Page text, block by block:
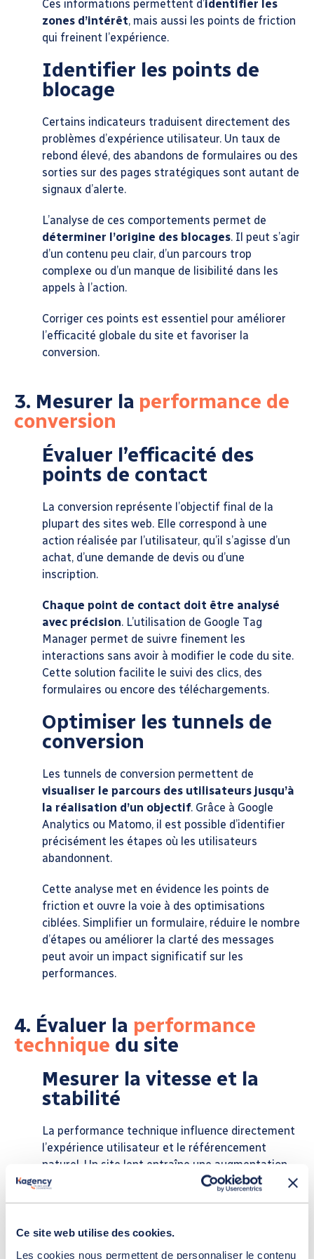
Ce site web utilise des cookies.
Les cookies nous permettent de personnaliser le contenu
Ces informations permettent d’identifier les
zones d’intérêt, mais aussi les points de friction
qui freinent l’expérience.
Identifier les points de
blocage
Certains indicateurs traduisent directement des
problèmes d’expérience utilisateur. Un taux de
rebond élevé, des abandons de formulaires ou des
sorties sur des pages stratégiques sont autant de
signaux d’alerte.
L’analyse de ces comportements permet de
déterminer l’origine des blocages. Il peut s’agir
d’un contenu peu clair, d’un parcours trop
complexe ou d’un manque de lisibilité dans les
appels à l’action.
Corriger ces points est essentiel pour améliorer
l’efficacité globale du site et favoriser la
conversion.
3. Mesurer la performance de
conversion
Évaluer l’efficacité des
points de contact
La conversion représente l’objectif final de la
plupart des sites web. Elle correspond à une
action réalisée par l’utilisateur, qu’il s’agisse d’un
achat, d’une demande de devis ou d’une
inscription.
Chaque point de contact doit être analysé
avec précision. L’utilisation de Google Tag
Manager permet de suivre finement les
interactions sans avoir à modifier le code du site.
Cette solution facilite le suivi des clics, des
formulaires ou encore des téléchargements.
Optimiser les tunnels de
conversion
Les tunnels de conversion permettent de
visualiser le parcours des utilisateurs jusqu’à
la réalisation d’un objectif. Grâce à Google
Analytics ou Matomo, il est possible d’identifier
précisément les étapes où les utilisateurs
abandonnent.
Cette analyse met en évidence les points de
friction et ouvre la voie à des optimisations
ciblées. Simplifier un formulaire, réduire le nombre
d’étapes ou améliorer la clarté des messages
peut avoir un impact significatif sur les
performances.
4. Évaluer la performance
technique du site
Mesurer la vitesse et la
stabilité
La performance technique influence directement
l’expérience utilisateur et le référencement
naturel. Un site lent entraîne une augmentation
du taux de rebond et une diminution des
Des outils commeGoogle PageSpeed Insights